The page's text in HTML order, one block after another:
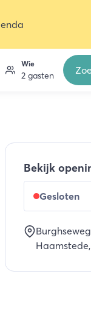
Wie
2 gasten
Bekijk
Gesloten
Haamstede,